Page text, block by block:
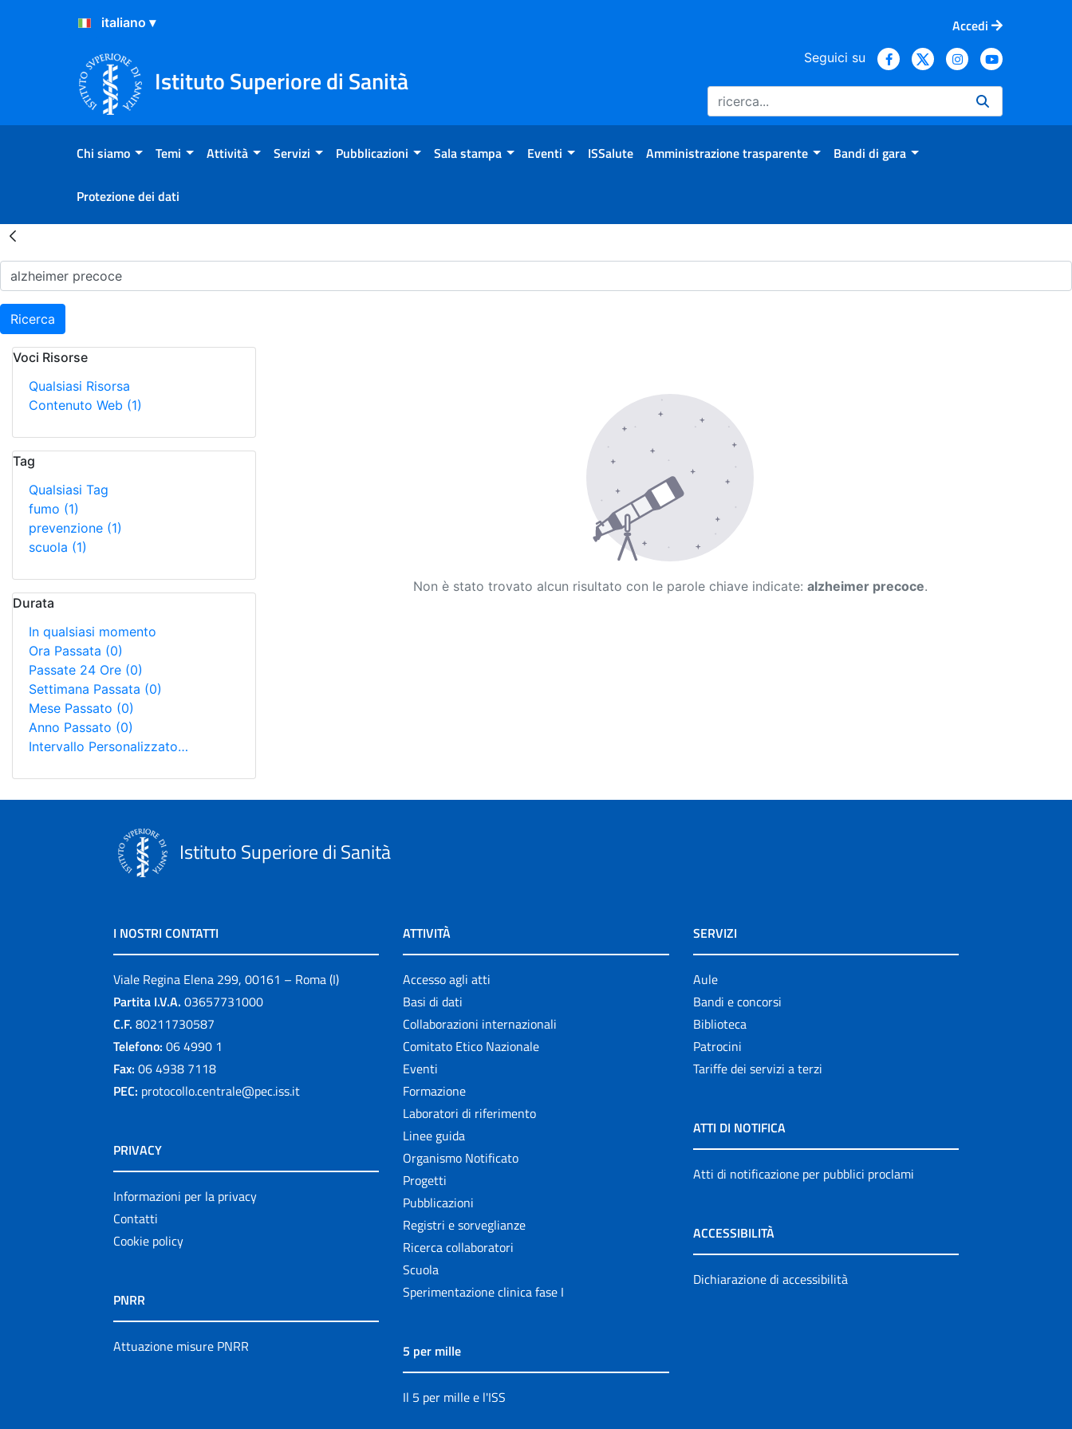
Salta al Contenuto
Salta al Footer
Accedi
Istituto Superiore di Sanità
Seguici su
Chi siamo Temi Attività Servizi Pubblicazioni Sala stampa Eventi ISSalute Amministrazione trasparente Bandi di gara
Protezione dei dati
Risultati della Ricerca - Home
Ricerca
Voci Risorse
Qualsiasi Risorsa
Contenuto Web (1)
Tag
Qualsiasi Tag
fumo (1)
prevenzione (1)
scuola (1)
Durata
In qualsiasi momento
Ora Passata (0)
Passate 24 Ore (0)
Settimana Passata (0)
Mese Passato (0)
Anno Passato (0)
Intervallo Personalizzato…
Non è stato trovato alcun risultato con le parole chiave indicate: alzheimer precoce.
Istituto Superiore di Sanità
I NOSTRI CONTATTI
Viale Regina Elena 299, 00161 – Roma (I)
Partita I.V.A. 03657731000
C.F. 80211730587
Telefono: 06 4990 1
Fax: 06 4938 7118
PEC: protocollo.centrale@pec.iss.it
PRIVACY
Informazioni per la privacy
Contatti
Cookie policy
PNRR
Attuazione misure PNRR
ATTIVITÀ
Accesso agli atti
Basi di dati
Collaborazioni internazionali
Comitato Etico Nazionale
Eventi
Formazione
Laboratori di riferimento
Linee guida
Organismo Notificato
Progetti
Pubblicazioni
Registri e sorveglianze
Ricerca collaboratori
Scuola
Sperimentazione clinica fase I
5 per mille
Il 5 per mille e l'ISS
SERVIZI
Aule
Bandi e concorsi
Biblioteca
Patrocini
Tariffe dei servizi a terzi
ATTI DI NOTIFICA
Atti di notificazione per pubblici proclami
ACCESSIBILITÀ
Dichiarazione di accessibilità